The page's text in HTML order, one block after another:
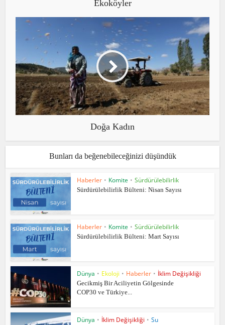
Ekoköyler
Doğa Kadın
Bunları da beğenebileceğinizi düşündük
Haberler • Komite • Sürdürülebilirlik
Sürdürülebilirlik Bülteni: Nisan Sayısı
Haberler • Komite • Sürdürülebilirlik
Sürdürülebilirlik Bülteni: Mart Sayısı
Dünya • Ekoloji • Haberler • İklim Değişikliği
Gecikmiş Bir Aciliyetin Gölgesinde
COP30 ve Türkiye...
Dünya • İklim Değişikliği • Su